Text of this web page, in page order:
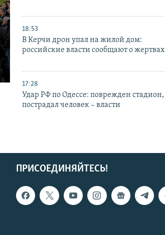
18:53
В Керчи дрон упал на жилой дом:
российские власти сообщают о жертвах
17:28
Удар РФ по Одессе: поврежден стадион,
пострадал человек – власти
ПРИСОЕДИНЯЙТЕСЬ!